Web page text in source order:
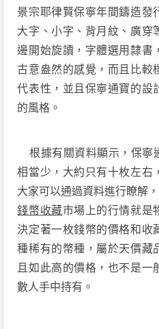
景宗耶律賢保寧年間鑄造發
大字、小字、背月紋、廣穿
邊開始旋讀，字體選用隸書
古意盎然的感覺，而且比較
代表性，並且保寧通寶的設
的風格。
根據有關資料顯示，保寧
相當少，大約只有十枚左右
大家可以通過資料進行瞭解
錢幣收藏市場上的行情就是
決定著一枚錢幣的價格和收
種稀有的幣種，屬於天價藏
且如此高的價格，也不是一
數人手中持有。